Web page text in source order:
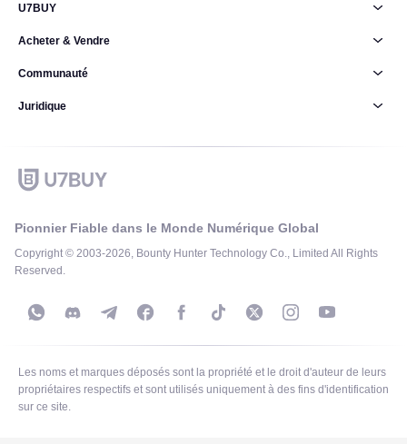
Pionnier Fiable dans le Monde Numérique Global
Copyright © 2003-2026, Bounty Hunter Technology Co., Limited All Rights
Reserved.
U7BUY
Acheter & Vendre
Communauté
Juridique
Les noms et marques déposés sont la propriété et le droit d'auteur de leurs
propriétaires respectifs et sont utilisés uniquement à des fins d'identification
sur ce site.